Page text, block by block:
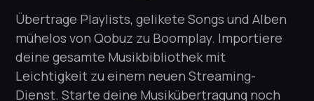
Übertrage Playlists, gelikete Songs und Alben
mühelos von Qobuz zu Boomplay. Importiere
deine gesamte Musikbibliothek mit
Leichtigkeit zu einem neuen Streaming-
Dienst. Starte deine Musikübertragung noch